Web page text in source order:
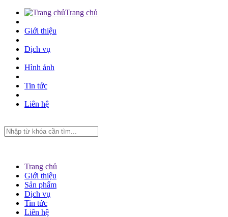
Trang chủ
Giới thiệu
Dịch vụ
Hình ảnh
Tin tức
Liên hệ
Trang chủ
Giới thiệu
Sản phẩm
Dịch vụ
Tin tức
Liên hệ